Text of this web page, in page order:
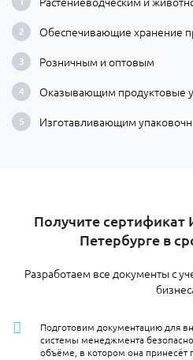
Обеспечивающие хранение
Розничным и оптовым
Оказывающим продуктовые
Изготавливающим
Получите сертификат
Петербурге в
Разработаем все документы с
Подготовим документацию для
системы менеджмента
объёме, в котором она принесёт